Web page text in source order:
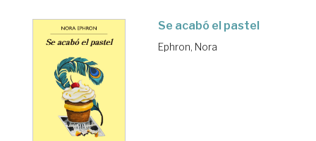
Se acabó el pastel
Ephron, Nora